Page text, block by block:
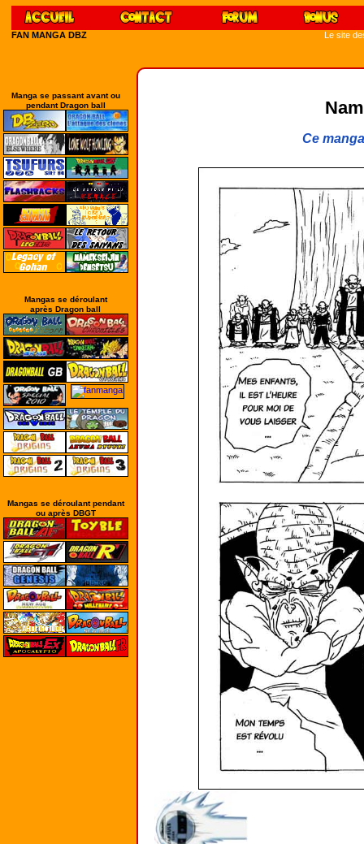
FAN MANGA DBZ Le site
Manga se passant avant ou
pendant Dragon ball
Mangas se déroulant
après Dragon ball
Mangas se déroulant pendant
ou après DBGT
Ce